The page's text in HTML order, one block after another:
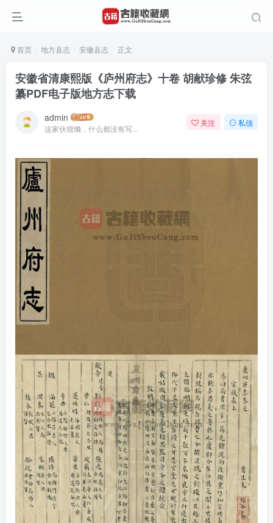
首页 地方县志 安徽县志 正文
安徽省清康熙版《庐州府志》十卷 胡献珍修 朱弦
纂PDF电子版地方志下载
admin
这家伙很懒，什么都没有写...
关注 私信